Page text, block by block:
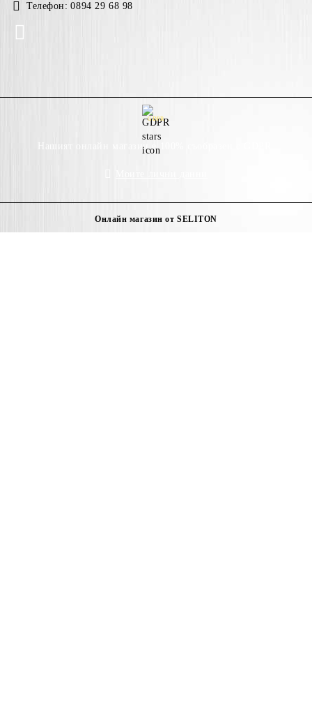
Телефон: 0894 29 68 98
GDPR
Нашият онлайн магазин е 100% съобразен с GDPR.
Онлайн магазин от SELITON